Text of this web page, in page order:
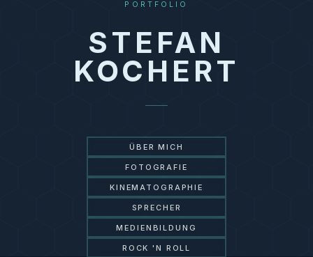
PORTFOLIO
STEFAN
KOCHERT
ÜBER MICH
FOTOGRAFIE
KINEMATOGRAPHIE
SPRECHER
MEDIENBILDUNG
ROCK 'N ROLL
SCROLL